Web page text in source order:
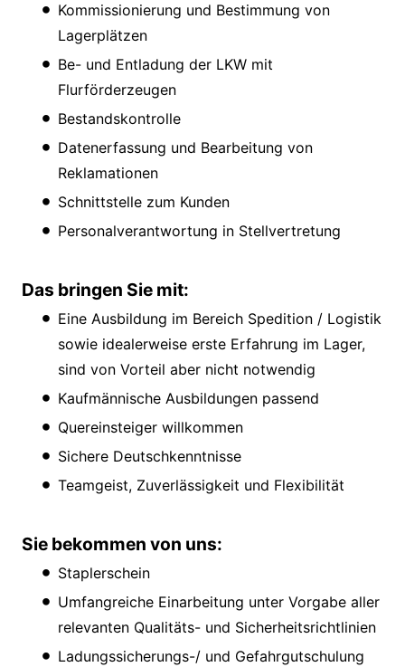
Kommissionierung und Bestimmung von
Lagerplätzen
Be- und Entladung der LKW mit
Flurförderzeugen
Bestandskontrolle
Datenerfassung und Bearbeitung von
Reklamationen
Schnittstelle zum Kunden
Personalverantwortung in Stellvertretung
Das bringen Sie mit:
Eine Ausbildung im Bereich Spedition / Logistik
sowie idealerweise erste Erfahrung im Lager,
sind von Vorteil aber nicht notwendig
Kaufmännische Ausbildungen passend
Quereinsteiger willkommen
Sichere Deutschkenntnisse
Teamgeist, Zuverlässigkeit und Flexibilität
Sie bekommen von uns:
Staplerschein
Umfangreiche Einarbeitung unter Vorgabe aller
relevanten Qualitäts- und Sicherheitsrichtlinien
Ladungssicherungs-/ und Gefahrgutschulung